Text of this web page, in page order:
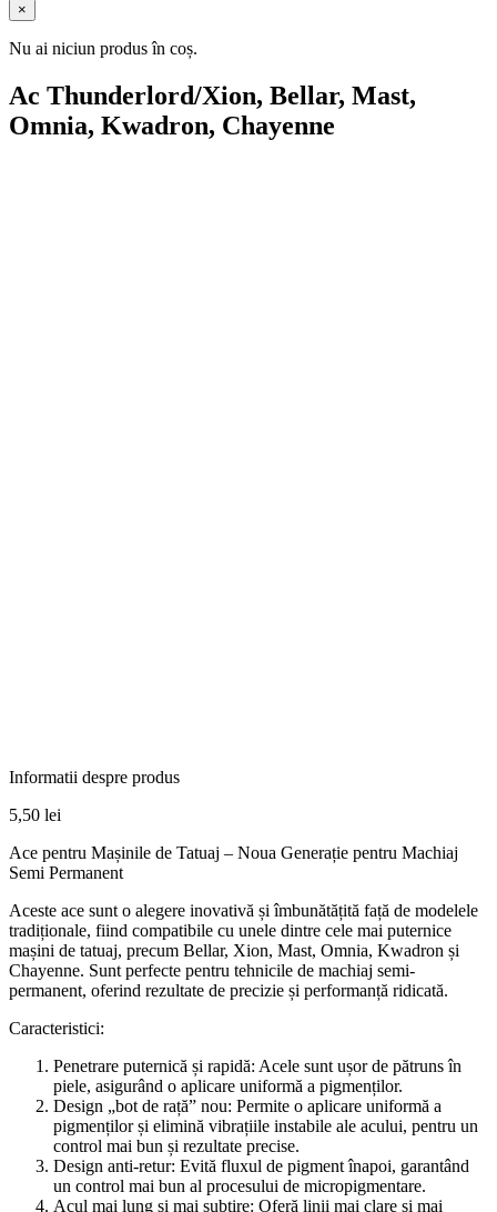
×
Nu ai niciun produs în coș.
Ac Thunderlord/Xion, Bellar, Mast,
Omnia, Kwadron, Chayenne
Informatii despre produs
5,50 lei
Ace pentru Mașinile de Tatuaj – Noua Generație pentru Machiaj
Semi Permanent
Aceste ace sunt o alegere inovativă și îmbunătățită față de modelele
tradiționale, fiind compatibile cu unele dintre cele mai puternice
mașini de tatuaj, precum Bellar, Xion, Mast, Omnia, Kwadron și
Chayenne. Sunt perfecte pentru tehnicile de machiaj semi-
permanent, oferind rezultate de precizie și performanță ridicată.
Caracteristici:
Penetrare puternică și rapidă: Acele sunt ușor de pătruns în
piele, asigurând o aplicare uniformă a pigmenților.
Design „bot de rață” nou: Permite o aplicare uniformă a
pigmenților și elimină vibrațiile instabile ale acului, pentru un
control mai bun și rezultate precise.
Design anti-retur: Evită fluxul de pigment înapoi, garantând
un control mai bun al procesului de micropigmentare.
Acul mai lung și mai subțire: Oferă linii mai clare și mai